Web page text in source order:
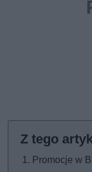
Promocje w